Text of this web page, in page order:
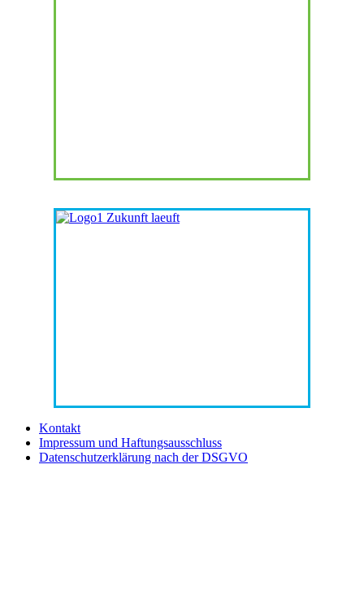
Kontakt
Impressum und Haftungsausschluss
Datenschutzerklärung nach der DSGVO